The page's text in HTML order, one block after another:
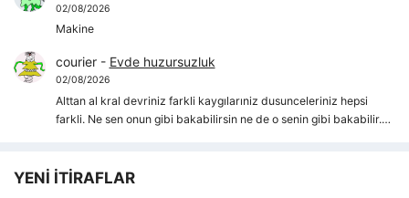
02/08/2026
Makine
courier- Evde huzursuzluk
02/08/2026
Alttan al kral devriniz farkli kaygılarıniz dusunceleriniz hepsi
farkli. Ne sen onun gibi bakabilirsin ne de o senin gibi bakabilir.…
YENİ İTİRAFLAR